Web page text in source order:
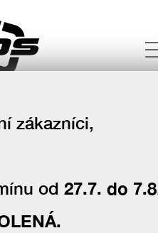
čas
zákazníci,
od 27.7. do 7.8